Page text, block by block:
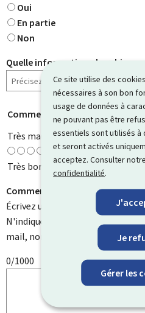
Ce site utilise des
nécessaires à son bon
usage de données à
ne pouvant pas être
essentiels sont utilisés
et seront activés
acceptez. Consulter
confidentialité.
Je
Gérer les
Oui
En partie
Non
Quelle information cherchiez-
Comment évaluez-vous cette
Très mauvaise
Très bonne
Comment pouvons-nous
Écrivez un commentaire et
N'indiquez pas d'informations
mail, nom, numéro de téléphone,
0/1000